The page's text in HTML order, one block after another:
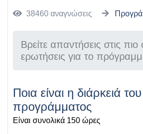
38460 αναγνώσεις
Βρείτε απαντήσεις στις πιο
ερωτήσεις για το
Ποια είναι η διάρκειά του
προγράμματος
Είναι συνολικά 150 ώρες